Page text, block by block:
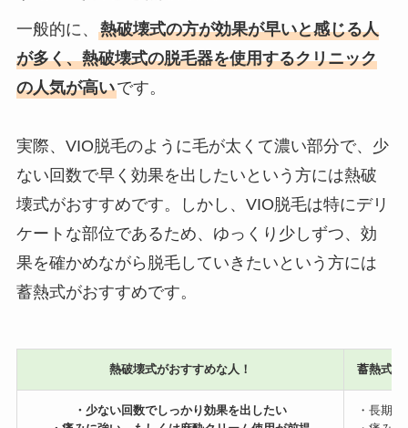
一般的に、 熱破壊式の方が効果が早いと感じる人
が多く、熱破壊式の脱毛器を使用するクリニック
の人気が高いです。
実際、VIO脱毛のように毛が太くて濃い部分で、少
ない回数で早く効果を出したいという方には熱破
壊式がおすすめです。しかし、VIO脱毛は特にデリ
ケートな部位であるため、ゆっくり少しずつ、効
果を確かめながら脱毛していきたいという方には
蓄熱式がおすすめです。
熱破壊式がおすすめな人！ 蓄熱式が
・少ない回数でしっかり効果を出したい
・長期